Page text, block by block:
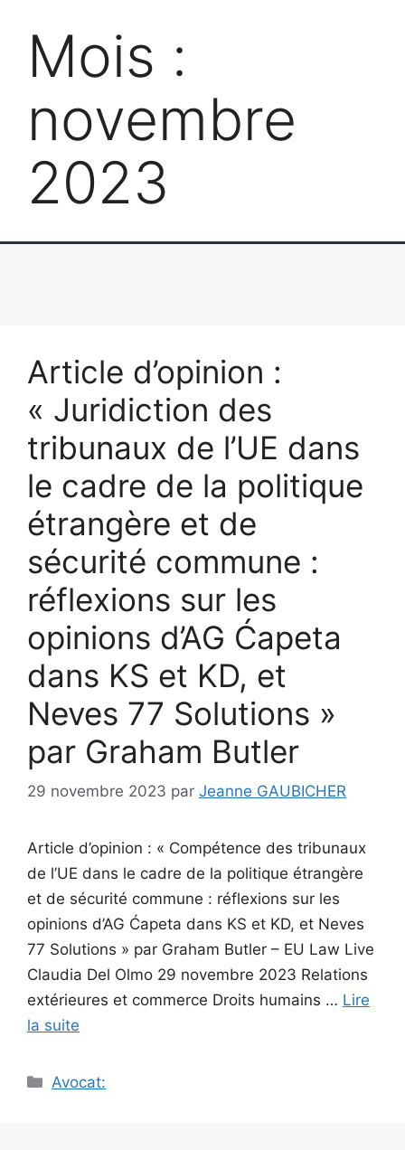
Mois :
novembre
2023
Article d’opinion :
« Juridiction des
tribunaux de l’UE dans
le cadre de la politique
étrangère et de
sécurité commune :
réflexions sur les
opinions d’AG Ćapeta
dans KS et KD, et
Neves 77 Solutions »
par Graham Butler
29 novembre 2023 par Jeanne GAUBICHER
Article d’opinion : « Compétence des tribunaux
de l’UE dans le cadre de la politique étrangère
et de sécurité commune : réflexions sur les
opinions d’AG Ćapeta dans KS et KD, et Neves
77 Solutions » par Graham Butler – EU Law Live
Claudia Del Olmo 29 novembre 2023 Relations
extérieures et commerce Droits humains … Lire
la suite
Catégories
Avocat: